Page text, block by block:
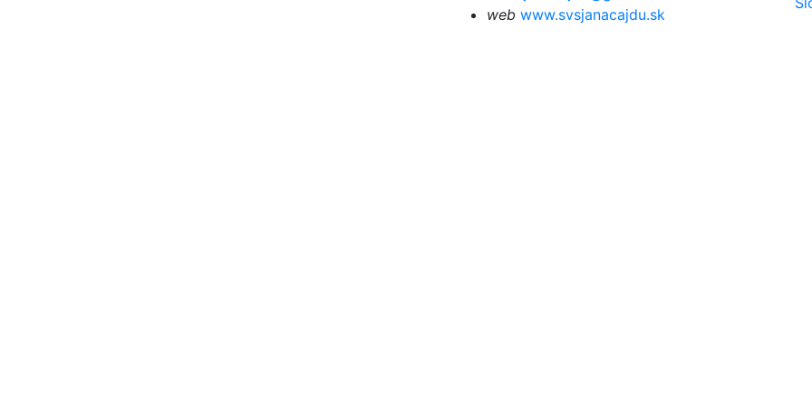
web www.svsjanacajdu.sk